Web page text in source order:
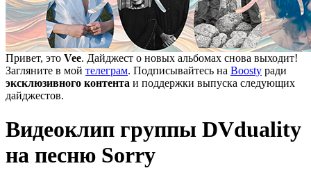
Привет, это Vee. Дайджест о новых альбомах снова выходит!
Загляните в мой телеграм. Подписывайтесь на Boosty ради
эксклюзивного контента и поддержки выпуска следующих
дайджестов.
Видеоклип группы DVduality
на песню Sorry